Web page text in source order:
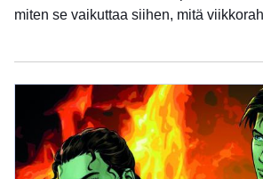
miten se vaikuttaa siihen, mitä